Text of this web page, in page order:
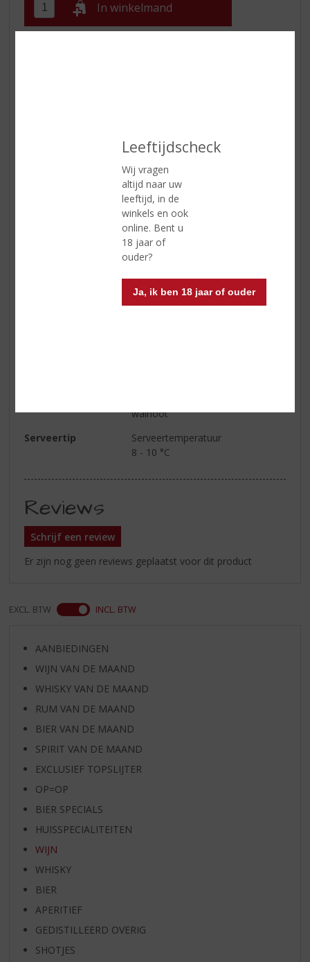
Leeftijdscheck
Wij vragen
altijd naar uw
leeftijd, in de
winkels en ook
online. Bent u
18 jaar of
ouder?
Ja, ik ben 18 jaar of ouder
In winkelmand
75 CL
13% vol
Wit
Fris & Droog
lichtgeel
grapefruit, gemaaid gras,
tomatensteeltjes en passievrucht.
walnoot
Serveertip
Serveertemperatuur
8 - 10 °C
Reviews
Schrijf een review
Er zijn nog geen reviews geplaatst voor dit product
EXCL. BTW INCL. BTW
AANBIEDINGEN
WIJN VAN DE MAAND
WHISKY VAN DE MAAND
RUM VAN DE MAAND
BIER VAN DE MAAND
SPIRIT VAN DE MAAND
EXCLUSIEF TOPSLIJTER
OP=OP
BIER SPECIALS
HUISSPECIALITEITEN
WIJN
WHISKY
BIER
APERITIEF
GEDISTILLEERD OVERIG
SHOTJES